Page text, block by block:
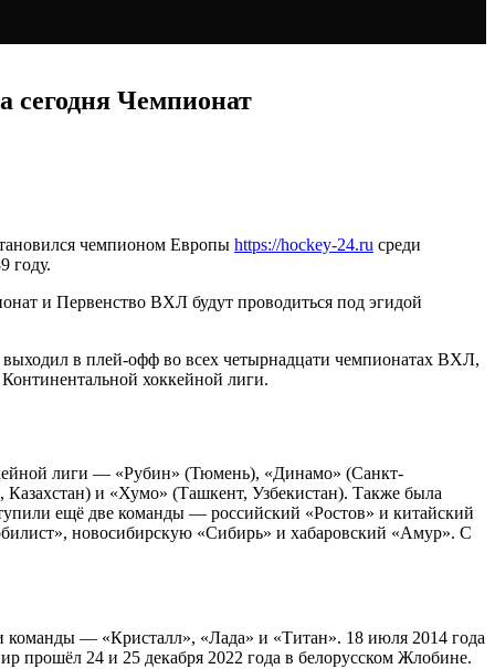
сегодня Чемпионат
чемпионом Европы https://hockey-24.ru среди
году.
и Первенство ВХЛ будут проводиться под эгидой
в плей-офф во всех четырнадцати чемпионатах ВХЛ,
хоккейной лиги.
лиги — «Рубин» (Тюмень), «Динамо» (Санкт-
и «Хумо» (Ташкент, Узбекистан). Также была
ещё две команды — российский «Ростов» и китайский
новосибирскую «Сибирь» и хабаровский «Амур». С
— «Кристалл», «Лада» и «Титан». 18 июля 2014 года
прошёл 24 и 25 декабря 2022 года в белорусском Жлобине.